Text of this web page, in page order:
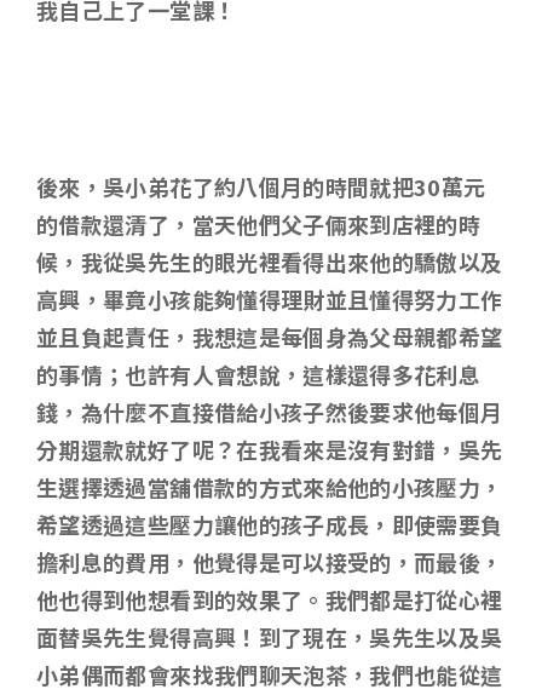
我自己上了一堂課！
後來，吳小弟花了約八個月的時間就把30萬元
的借款還清了，當天他們父子倆來到店裡的時
候，我從吳先生的眼光裡看得出來他的驕傲以及
高興，畢竟小孩能夠懂得理財並且懂得努力工作
並且負起責任，我想這是每個身為父母親都希望
的事情；也許有人會想說，這樣還得多花利息
錢，為什麼不直接借給小孩子然後要求他每個月
分期還款就好了呢？在我看來是沒有對錯，吳先
生選擇透過當舖借款的方式來給他的小孩壓力，
希望透過這些壓力讓他的孩子成長，即使需要負
擔利息的費用，他覺得是可以接受的，而最後，
他也得到他想看到的效果了。我們都是打從心裡
面替吳先生覺得高興！到了現在，吳先生以及吳
小弟偶而都會來找我們聊天泡茶，我們也能從這